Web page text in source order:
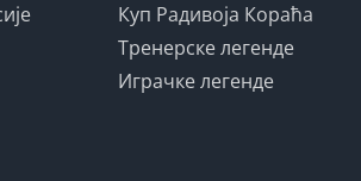
Куп Радивоја Кораћа
Тренерске легенде
Играчке легенде